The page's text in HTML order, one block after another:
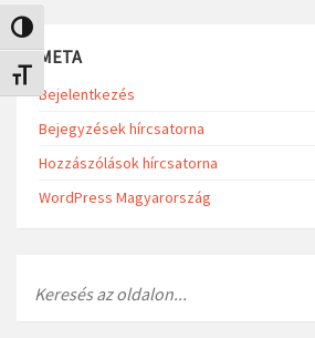
Nagy kontraszt váltása
Betűméret váltása
META
Bejelentkezés
Bejegyzések hírcsatorna
Hozzászólások hírcsatorna
WordPress Magyarország